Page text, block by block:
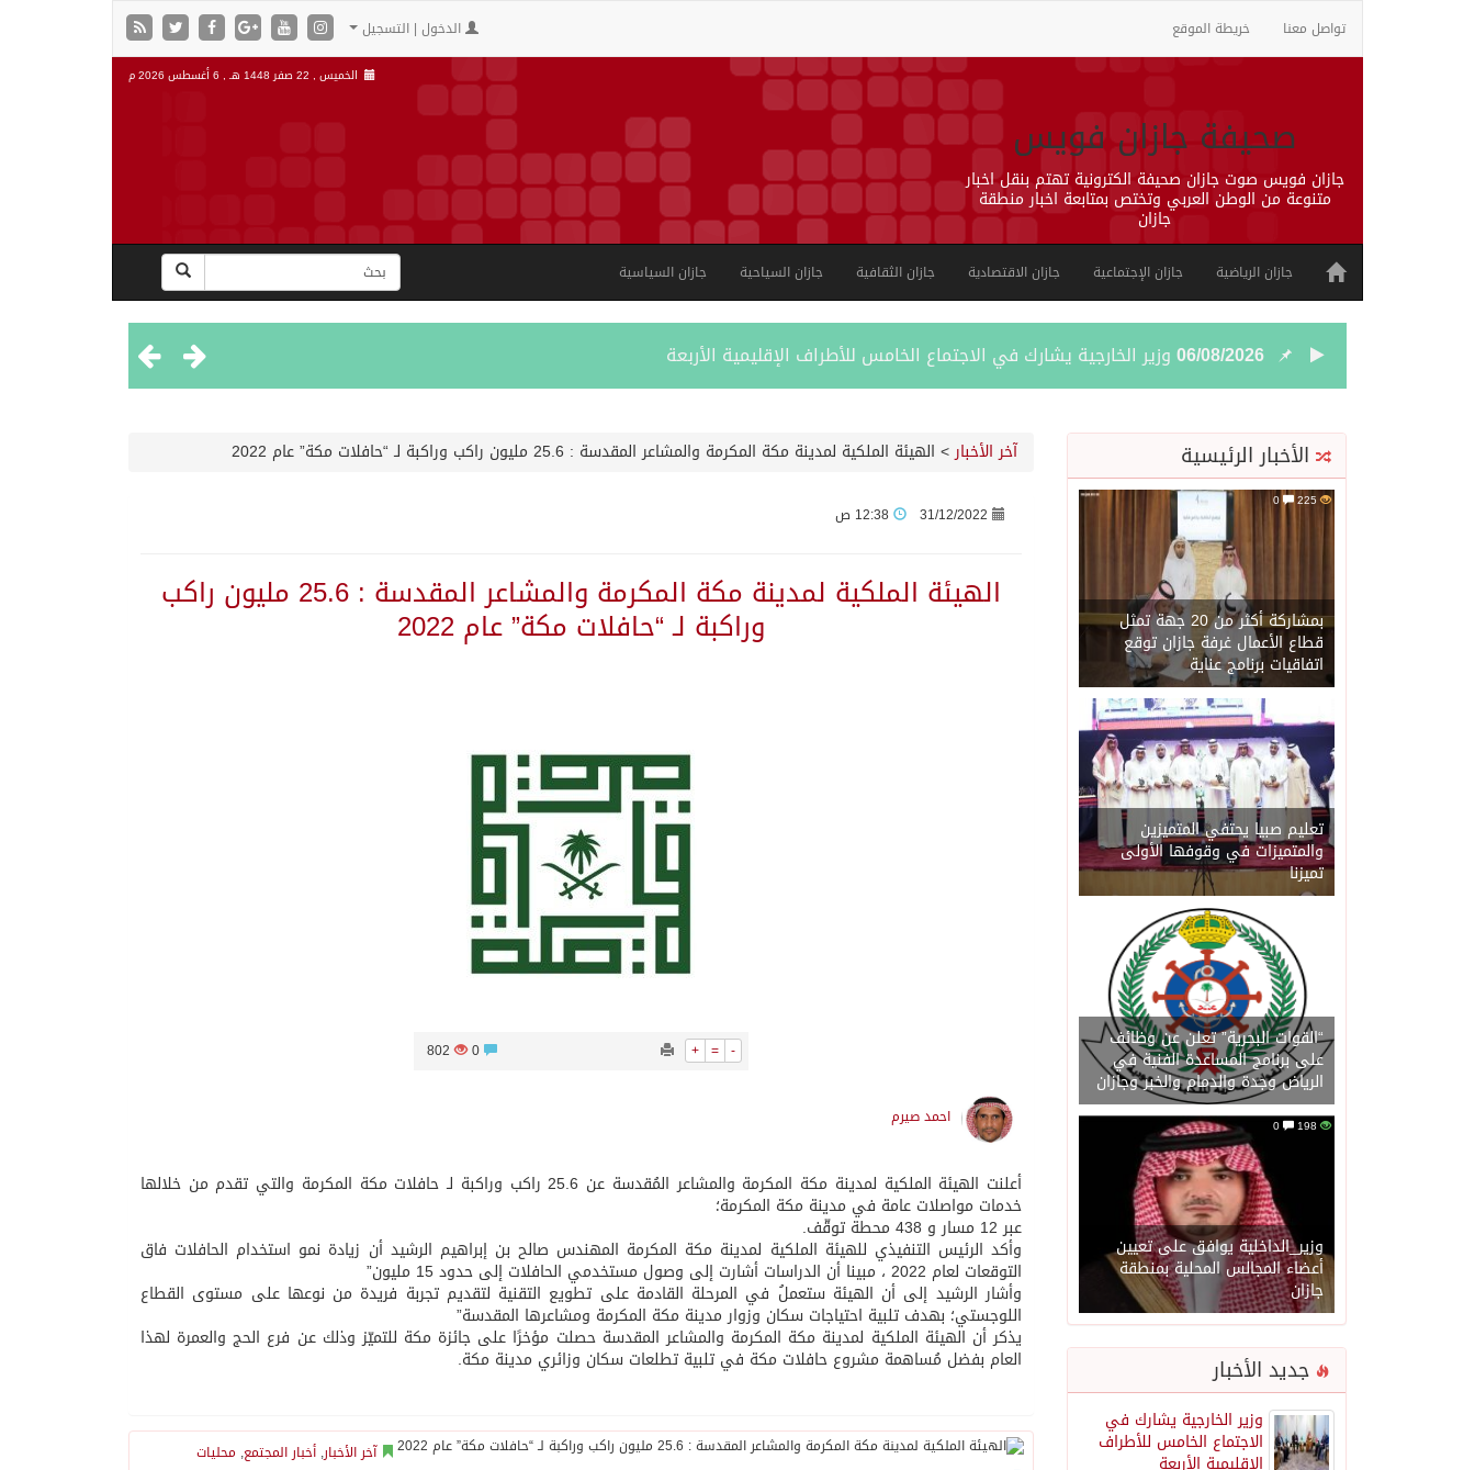
تواصل معنا خريطة الموقع الدخول | التسجيل
صحيفة جازان فويس
جازان فويس صوت جازان صحيفة الكترونية تهتم بنقل اخبار
متنوعة من الوطن العربي وتختص بمتابعة اخبار منطقة
جازان
الخميس , 22 صفر 1448 هـ , 6 أغسطس 2026 م
جازان الرياضية جازان الإجتماعية جازان الاقتصادية جازان الثقافية جازان السياحية جازان السياسية
06/08/2026 وزير الخارجية يشارك في الاجتماع الخامس للأطراف الإقليمية الأربعة
06/08/2026مهرجان ولي العهد للهجن في نسخته الثامنة يعلن برنامجه بجوائز تتجاوز 50 مليون ريال
06/08/2026مجلس الشورى يشارك في اجتماع اللجنة البرلمانية الخليجية – الأوروبية العاشر
06/08/2026اجتماع دعم القدس يطلق تحركًا دوليًا لمواجهة إجراءات الاحتلال غير القانونية
06/08/2026وزير الخارجية يجدد موقف المملكة الثابت: القدس الشرقية عاصمة فلسطين
05/08/2026الملك سلمان يوافق على منح وسام الملك عبدالعزيز لـ200 متبرع بأعضائهم
05/08/2026الهيئة العامة للطرق: إصدار 5500 تصريح لتنظيم الأعمال على شبكة الطرق في يوليو
05/08/2026إيران تخفف موقفها بشأن “هرمز” وتدرس مشاركة أوروبية في إزالة الألغام
05/08/2026البرلمان العربي يدين مجازر الاحتلال ويطالب مجلس الأمن بإجراءات ملزمة
الأخبار الرئيسية
225
بمشاركة أكثر من 20 جهة تمثل
قطاع الأعمال غرفة جازان توقع
اتفاقيات برنامج عناية
تعليم صبيا يحتفي المتميزين
والمتميزات في وقوفها الأولى
تميزنا
“القوات البحرية” تعلن عن وظائف
على برنامج المساعدة الفنية في
الرياض وجدة والدمام والخبر وجازان
198
وزير_الداخلية يوافق على تعيين
أعضاء المجالس المحلية بمنطقة
جازان
جديد الأخبار
وزير الخارجية يشارك في
الاجتماع الخامس للأطراف
الإقليمية الأربعة
آخر الأخبار> الهيئة الملكية لمدينة مكة المكرمة والمشاعر المقدسة : 25.6 مليون راكب وراكبة لـ “حافلات مكة” عام 2022
31/12/2022
الهيئة الملكية لمدينة مكة المكرمة والمشاعر المقدسة : 25.6 مليون راكب
وراكبة لـ “حافلات مكة” عام 2022
+ = -
802
احمد صيرم
أعلنت الهيئة الملكية لمدينة مكة المكرمة والمشاعر المُقدسة عن 25.6 راكب وراكبة لـ حافلات مكة المكرمة والتي تقدم من خلالها
خدمات مواصلات عامة في مدينة مكة المكرمة؛
عبر 12 مسار و 438 محطة توقّف.
وأكد الرئيس التنفيذي للهيئة الملكية لمدينة مكة المكرمة المهندس صالح بن إبراهيم الرشيد أن زيادة نمو استخدام الحافلات فاق
التوقعات لعام 2022 ، مبينا أن الدراسات أشارت إلى وصول مستخدمي الحافلات إلى حدود 15 مليون”
وأشار الرشيد إلى أن الهيئة ستعملُ في المرحلة القادمة على تطويع التقنية لتقديم تجربة فريدة من نوعها على مستوى القطاع
اللوجستي؛ بهدف تلبية احتياجات سكان وزوار مدينة مكة المكرمة ومشاعرها المقدسة”
يذكر أن الهيئة الملكية لمدينة مكة المكرمة والمشاعر المقدسة حصلت مؤخرًا على جائزة مكة للتميّز وذلك عن فرع الحج والعمرة لهذا
العام بفضل مُساهمة مشروع حافلات مكة في تلبية تطلعات سكان وزائري مدينة مكة.
آخر الأخبار, أخبار المجتمع, محليات